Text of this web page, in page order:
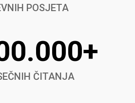
POSJETA
ČITANJA